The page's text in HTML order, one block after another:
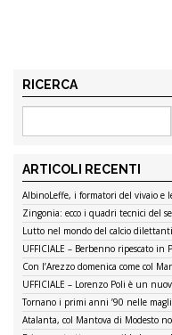
RICERCA
ARTICOLI RECENTI
AlbinoLeffe, i formatori del vivaio e
Zingonia: ecco i quadri tecnici del
Lutto nel mondo del calcio
UFFICIALE – Berbenno ripescato in
Con l’Arezzo domenica come col
UFFICIALE – Lorenzo Poli è un
Tornano i primi anni ’90 nelle
Atalanta, col Mantova di Modesto